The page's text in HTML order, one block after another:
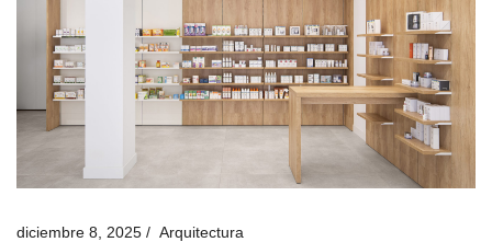
diciembre 8, 2025 Arquitectura